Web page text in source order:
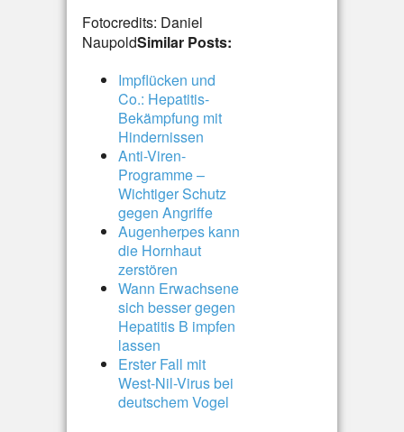
Fotocredits: Daniel
NaupoldSimilar Posts:
Impflücken und
Co.: Hepatitis-
Bekämpfung mit
Hindernissen
Anti-Viren-
Programme –
Wichtiger Schutz
gegen Angriffe
Augenherpes kann
die Hornhaut
zerstören
Wann Erwachsene
sich besser gegen
Hepatitis B impfen
lassen
Erster Fall mit
West-Nil-Virus bei
deutschem Vogel